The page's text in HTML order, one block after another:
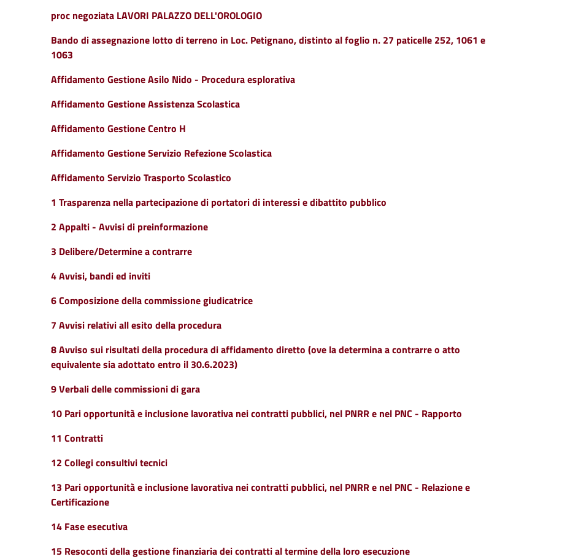
proc negoziata LAVORI PALAZZO DELL'OROLOGIO
Bando di assegnazione lotto di terreno in Loc. Petignano, distinto al foglio n. 27 paticelle 252, 1061 e
1063
Affidamento Gestione Asilo Nido - Procedura esplorativa
Affidamento Gestione Assistenza Scolastica
Affidamento Gestione Centro H
Affidamento Gestione Servizio Refezione Scolastica
Affidamento Servizio Trasporto Scolastico
1 Trasparenza nella partecipazione di portatori di interessi e dibattito pubblico
2 Appalti - Avvisi di preinformazione
3 Delibere/Determine a contrarre
4 Avvisi, bandi ed inviti
6 Composizione della commissione giudicatrice
7 Avvisi relativi all esito della procedura
8 Avviso sui risultati della procedura di affidamento diretto (ove la determina a contrarre o atto
equivalente sia adottato entro il 30.6.2023)
9 Verbali delle commissioni di gara
10 Pari opportunità e inclusione lavorativa nei contratti pubblici, nel PNRR e nel PNC - Rapporto
11 Contratti
12 Collegi consultivi tecnici
13 Pari opportunità e inclusione lavorativa nei contratti pubblici, nel PNRR e nel PNC - Relazione e
Certificazione
14 Fase esecutiva
15 Resoconti della gestione finanziaria dei contratti al termine della loro esecuzione